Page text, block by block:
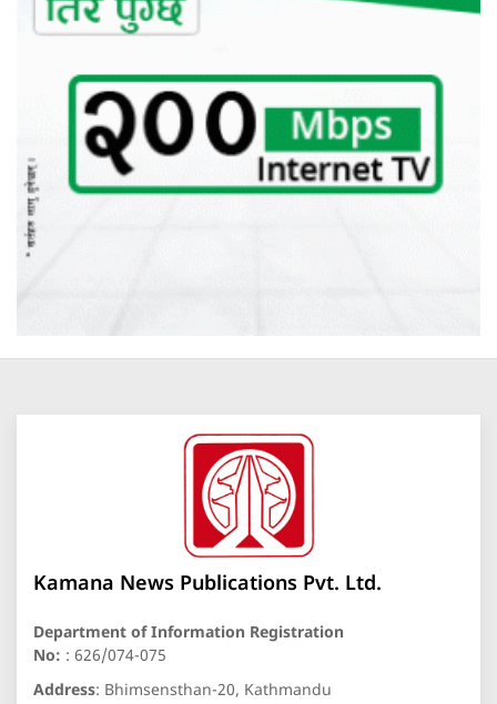
Kamana News Publications Pvt. Ltd.
Department of Information Registration
No: : 626/074-075
Address: Bhimsensthan-20, Kathmandu